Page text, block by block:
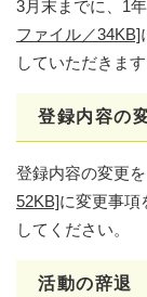
3月末までに、1
ファイル／34KB]
していただきます
登録内容の
登録内容の変更を
52KB]に変更事項
してください。
活動の辞退